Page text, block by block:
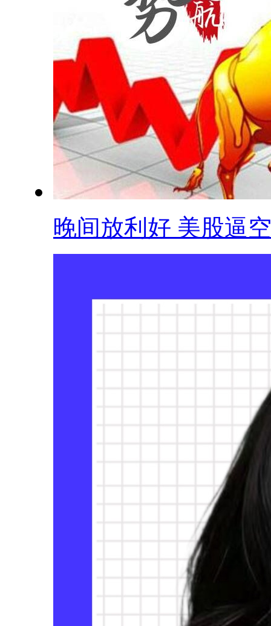
晚间放利好 美股逼